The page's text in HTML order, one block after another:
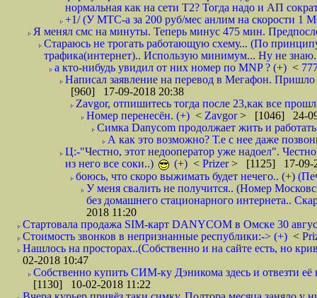
нормальная как на сети Т2? Тогда надо и АП
+1/ (У МТС-а за 200 руб/мес анлим на скорости 1
Я менял смс на минуты. Теперь минус 475 мин.
Стараюсь не трогать работающую схему... (По
трафика(интернет).. Использую минимум... Ну не
а кто-нибудь увидил от них номер по MNP ? (+) <
Написал заявление на перевод в Мегафон.
[960] 17-09-2018 20:38
Zavgor, отпишитесь тогда после 23,как все
Номер перенесён. (+) < Zavgor> [1046] 24-
Симка Danycom продолжает жить и
А как это возможно? Т.е с нее даже
Ц:-"Честно, этот недооператор уже надоел".
из него все соки..)
(+) < Prizer> [1125] 17-09-
боюсь, что скоро выжимать будет нечего.. (+)
У меня свалить не получится.. (Номер
без домашнего стационарного интернета..
2018 11:20
Стартовала продажа SIM-карт DANYCOM в Омске 30
Стоимость звонков в непризнанные республики:-> (+) <
Нашлось на просторах..(Собственно и на сайте есть, но
02-2018 10:47
Собственно купить СИМ-ку Дэникома здесь и отвезти
[1130] 10-02-2018 11:22